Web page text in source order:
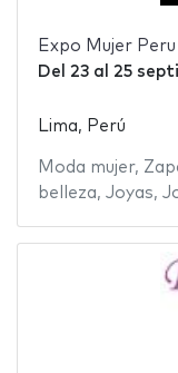
Expo Mujer Peru
Del 23al 25
Lima, Perú
Moda mujer,
belleza, Joyas,